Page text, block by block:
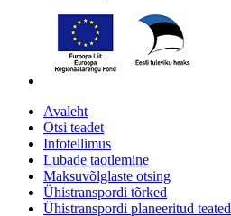
Avaleht
Otsi teadet
Infotellimus
Lubade taotlemine
Maksuvõlglaste otsing
Ühistranspordi tõrked
Ühistranspordi planeeritud teated